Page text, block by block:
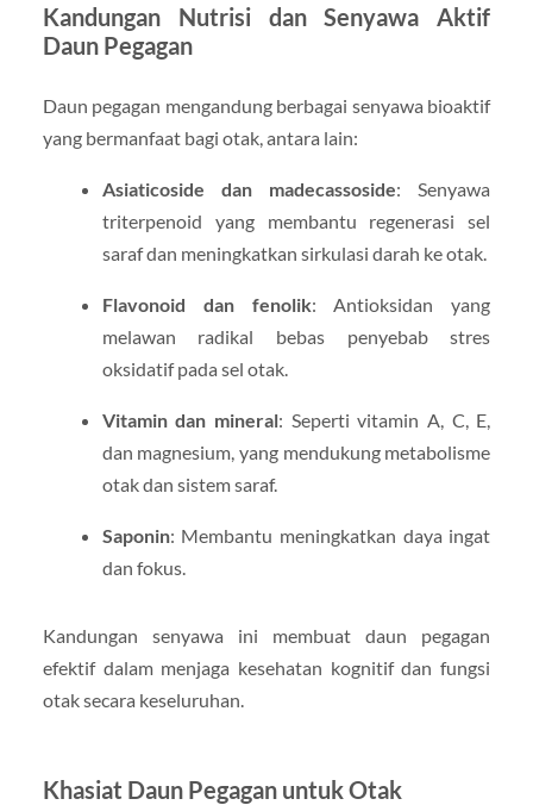
Kandungan Nutrisi dan Senyawa Aktif
Daun Pegagan
Daun pegagan mengandung berbagai senyawa bioaktif
yang bermanfaat bagi otak, antara lain:
Asiaticoside dan madecassoside: Senyawa
triterpenoid yang membantu regenerasi sel
saraf dan meningkatkan sirkulasi darah ke otak.
Flavonoid dan fenolik: Antioksidan yang
melawan radikal bebas penyebab stres
oksidatif pada sel otak.
Vitamin dan mineral: Seperti vitamin A, C, E,
dan magnesium, yang mendukung metabolisme
otak dan sistem saraf.
Saponin: Membantu meningkatkan daya ingat
dan fokus.
Kandungan senyawa ini membuat daun pegagan
efektif dalam menjaga kesehatan kognitif dan fungsi
otak secara keseluruhan.
Khasiat Daun Pegagan untuk Otak